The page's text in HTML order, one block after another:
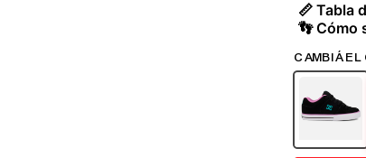
📏 Tabla
👣 Cómo